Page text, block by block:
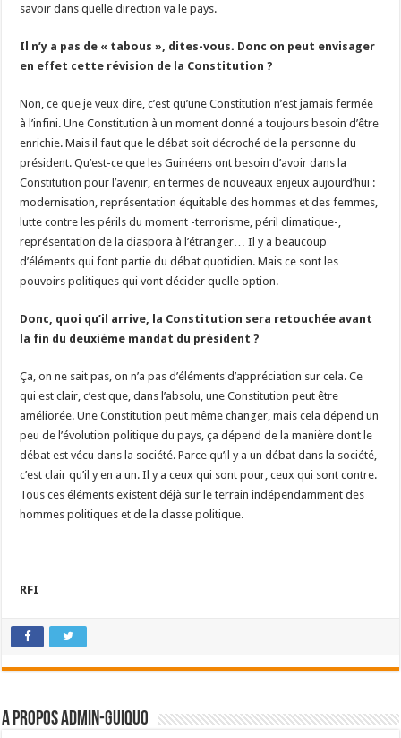
savoir dans quelle direction va le pays.
Il n’y a pas de « tabous », dites-vous. Donc on peut envisager
en effet cette révision de la Constitution ?
Non, ce que je veux dire, c’est qu’une Constitution n’est jamais fermée
à l’infini. Une Constitution à un moment donné a toujours besoin d’être
enrichie. Mais il faut que le débat soit décroché de la personne du
président. Qu’est-ce que les Guinéens ont besoin d’avoir dans la
Constitution pour l’avenir, en termes de nouveaux enjeux aujourd’hui :
modernisation, représentation équitable des hommes et des femmes,
lutte contre les périls du moment -terrorisme, péril climatique-,
représentation de la diaspora à l’étranger… Il y a beaucoup
d’éléments qui font partie du débat quotidien. Mais ce sont les
pouvoirs politiques qui vont décider quelle option.
Donc, quoi qu’il arrive, la Constitution sera retouchée avant
la fin du deuxième mandat du président ?
Ça, on ne sait pas, on n’a pas d’éléments d’appréciation sur cela. Ce
qui est clair, c’est que, dans l’absolu, une Constitution peut être
améliorée. Une Constitution peut même changer, mais cela dépend un
peu de l’évolution politique du pays, ça dépend de la manière dont le
débat est vécu dans la société. Parce qu’il y a un débat dans la société,
c’est clair qu’il y en a un. Il y a ceux qui sont pour, ceux qui sont contre.
Tous ces éléments existent déjà sur le terrain indépendamment des
hommes politiques et de la classe politique.
RFI
A propos admin-guiquo